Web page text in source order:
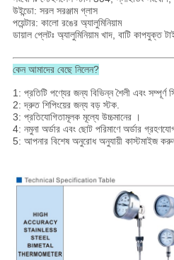
উইন্ডো: সরল সরঞ্জাম গ্লাস
পয়েন্টার: কালো রঙের অ্যালুমিনিয়াম
ডায়াল প্লেটঃ অ্যালুমিনিয়াম খাদ, বাটি কাপযুক্ত
কেন আমাদের বেছে নিলেন?
1: প্রতিটি পণ্যের জন্য বিভিন্ন শৈলী এবং সম্পূর্ণ
2: দ্রুত শিপিংয়ের জন্য বড় স্টক.
3: প্রতিযোগিতামূলক মূল্যে উচ্চমানের ।
4: নমুনা অর্ডার এবং ছোট পরিমাণে অর্ডার
5: আপনার বিশেষ অনুরোধ অনুযায়ী কাস্টমাইজ